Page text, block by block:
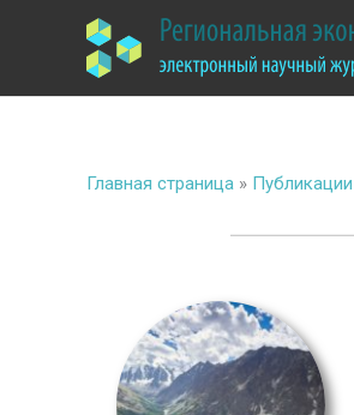
содержимому
Главная страница » Публикации